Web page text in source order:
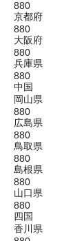
880
京都府
880
大阪府
880
兵庫県
880
中国
岡山県
880
広島県
880
鳥取県
880
島根県
880
山口県
880
四国
香川県